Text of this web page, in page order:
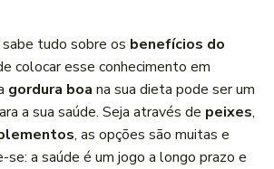
tudo sobre os benefícios do
colocar esse conhecimento em
gordura boa na sua dieta pode ser um
a sua saúde. Seja através de peixes,
, as opções são muitas e
se: a saúde é um jogo a longo prazo e